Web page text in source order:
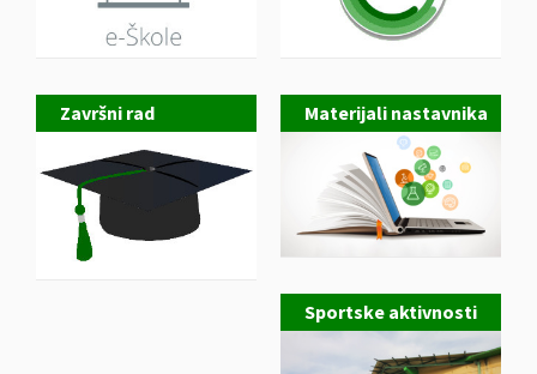
Završni rad Materijali nastavnika
Sportske aktivnosti